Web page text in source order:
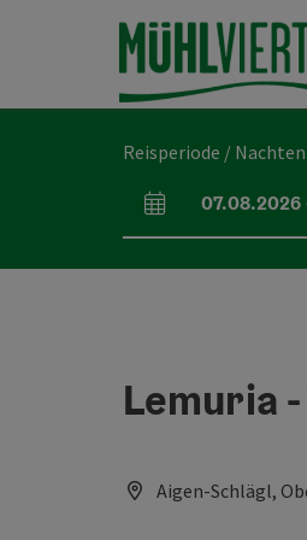
Accesskey
[0]
Navigatie Accesskey
[1]
PaginabeginAccesskey
[2]
Reisperiode / Nachten
Velden voor07.08.2026
Lemuria
Aigen-Schlägl,